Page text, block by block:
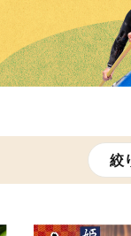
絞